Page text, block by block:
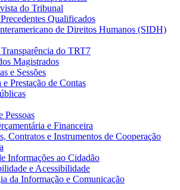
do Tribunal
Qualificados
de Direitos Humanos (SIDH)
do TRT7
Magistrados
e Sessões
Prestação de Contas
Pessoas
e Financeira
Contratos e Instrumentos de Cooperação
Informações ao Cidadão
e Acessibilidade
da Informação e Comunicação